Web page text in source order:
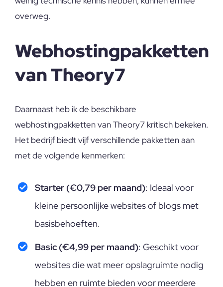
overweg.
Webhostingpakketten
van Theory7
Daarnaast heb ik de beschikbare
webhostingpakketten van Theory7 kritisch bekeken.
Het bedrijf biedt vijf verschillende pakketten aan
met de volgende kenmerken:
Starter (€0,79 per maand): Ideaal voor
kleine persoonlijke websites of blogs met
basisbehoeften.
Basic (€4,99 per maand): Geschikt voor
websites die wat meer opslagruimte nodig
hebben en ruimte bieden voor meerdere